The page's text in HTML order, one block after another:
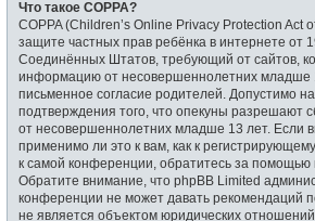
Что такое COPPA?
COPPA (Children’s Online Privacy Protection Act
защите частных прав ребёнка в интернете от
Соединённых Штатов, требующий от сайтов,
информацию от несовершеннолетних младше
письменное согласие родителей. Допустимо
подтверждения того, что опекуны разрешают
от несовершеннолетних младше 13 лет. Если
применимо ли это к вам, как к
к самой конференции, обратитесь за помощью
Обратите внимание, что phpBB Limited
конференции не может давать рекомендаций
не является объектом юридических